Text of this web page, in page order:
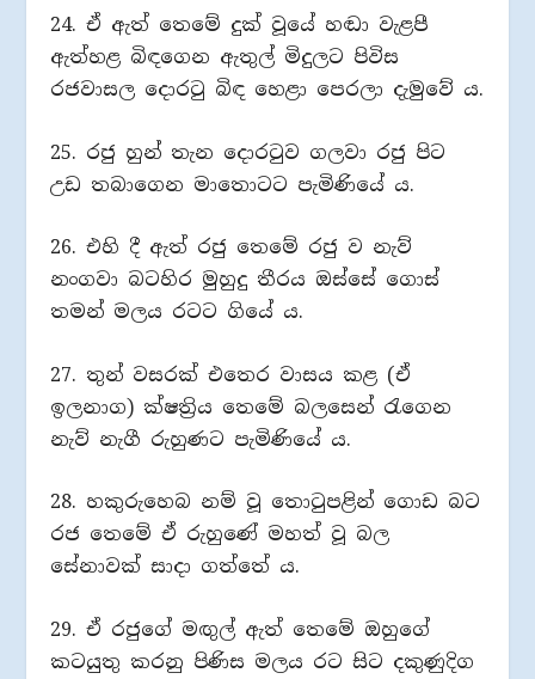
24. ඒ ඇත් තෙමේ දුක් වූයේ හඬා වැළපී
ඇත්හළ බිඳගෙන ඇතුල් මිදුලට පිවිස
රජවාසල දොරටු බිඳ හෙළා පෙරලා දැමුවේ ය.
25. රජු හුන් තැන දොරටුව ගලවා රජු පිට
උඩ තබාගෙන මාතොටට පැමිණියේ ය.
26. එහි දී ඇත් රජු තෙමේ රජු ව නැව්
නංගවා බටහිර මුහුදු තීරය ඔස්සේ ගොස්
තමන් මලය රටට ගියේ ය.
27. තුන් වසරක් එතෙර වාසය කළ (ඒ
ඉලනාග) ක්ෂත්‍රිය තෙමේ බලසෙන් රැගෙන
නැව් නැගී රුහුණට පැමිණියේ ය.
28. හකුරුහෙබ නම් වූ තොටුපළින් ගොඩ බට
රජ තෙමේ ඒ රුහුණේ මහත් වූ බල
සේනාවක් සාදා ගත්තේ ය.
29. ඒ රජුගේ මඟුල් ඇත් තෙමේ ඔහුගේ
කටයුතු කරනු පිණිස මලය රට සිට දකුණුදිග